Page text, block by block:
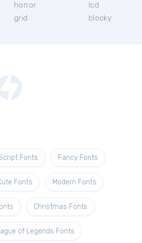
horror
grid
lcd
blocky
Fonts Fancy Fonts
Fonts Modern Fonts
Christmas Fonts
of Legends Fonts